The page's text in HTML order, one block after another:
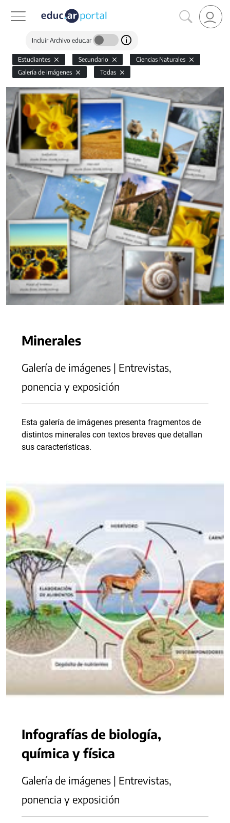
Incluir Archivo educ.ar
Estudiantes Secundario
Ciencias Naturales
Galería de imágenes
Todas
Minerales
Galería de imágenes | Entrevistas,
ponencia y exposición
Esta galería de imágenes presenta fragmentos de
distintos minerales con textos breves que detallan
sus características.
Infografías de biología,
química y física
Galería de imágenes | Entrevistas,
ponencia y exposición